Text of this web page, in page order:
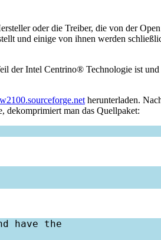
oder die Treiber, die von der
und einige von ihnen werden
der Intel Centrino® Technologie ist
herunterladen.
dekomprimiert man das Quellpaket:
have the